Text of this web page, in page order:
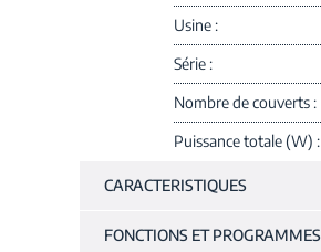
Usine
Série
Nombre de couverts
Puissance totale (W)
CARACTERISTIQUES
FONCTIONS ET PROGRAMMES